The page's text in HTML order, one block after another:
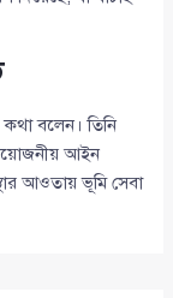
কথা বলেন। তিনি
আইন
আওতায় ভূমি সেবা